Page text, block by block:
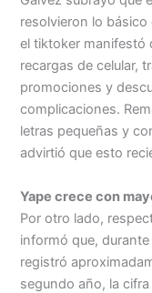
resolvieron lo básico
el tiktoker manifestó
recargas de celular,
promociones y
complicaciones.
letras pequeñas y
advirtió que esto
Yape crece con
Por otro lado,
informó que,
registró
segundo año, la